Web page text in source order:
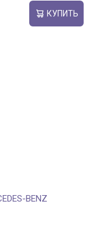
КУПИТЬ
BENZ